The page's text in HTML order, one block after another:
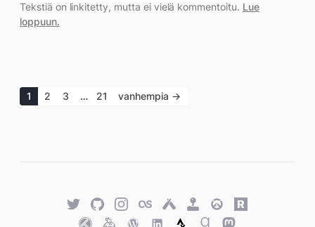
Tekstiä on linkitetty, mutta ei vielä kommentoitu. Lue
loppuun.
1 2 3 … 21 vanhempia →
TwitterGitHubTwitterLast.fmUntappd
Retro
Achievements
Overwatch
Rawg.io
TraktKeybaseWordPress
WordPress
StravaGoodreads
Mastodon